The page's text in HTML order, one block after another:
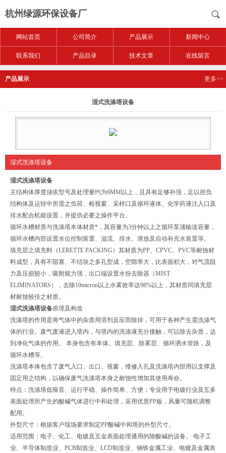
杭州绿源环保设备厂
网站首页 公司简介 产品展示 新闻中心
联系我们 产品目录 技术文章 在线留言
产品展示 更多>>
湿式洗涤塔设备
湿式洗涤塔设备
湿式洗涤塔设备
主结构体厚度须依型号及处理量约为6MM以上，且具有足够补强，足以担负
结构体及运转中所需之负荷、检视窗、采样口及循环液体、化学药液注入口及
排水配合机能设置，并提供必要之操作平台。
循环水槽材质与洗涤塔本体材质*，其容量为3分钟以上之循环泵浦输送容量，
循环水槽内部设置水位控制装置、溢流、排水、泄放及自动补充水装置等。
填充层之填充料（LERETTE PACKING）其材质为PP、CPVC、PVC等耐蚀材
料成型，具有不阻塞、不结块之多孔型成，空隙率大，比表面积大，对气流阻
力及压损较小，吸附能力强，出口端设置水份去除器（MIST
ELIMINATORS），去除10micron以上水雾效率达98%以上，其材质同填充层
材耐蚀较佳之材质。
湿式洗涤塔设备原理及构造
洗涤塔的作用是将气体中的杂质用溶剂反应而除掉，可用于各种产生需洗涤气
体的行业。废气废液进入塔内，与塔内的洗涤液充分接触，可以除去杂质，达
到净化气体的作用。 本身包含有本体、填充层、除雾层、循环洒水管路，及
循环水槽等。
洗涤塔本体包含了废气入口、出口、视窗，维修入孔及洗涤塔内部用以支撑及
固定用之结构，以确保废气洗涤塔本身之耐蚀性增加其使用寿命。
特点：洗涤塔低噪音、运行平稳、操作简单、方便；专业用于电镀行业及五多
表面处理所产生的酸碱气体进行中和处理，采用优质PP板，风量可随机调整
配用。
外型尺寸：根据客户现场要求制定PP酸碱中和塔的外型尺寸。
适用范围：电子、化工、电镀及五金表面处理通用的除酸碱的设备。 电子工
业、半导体制造业、PCB制造业、LCD制造业、钢铁金属工业、电镀及金属表